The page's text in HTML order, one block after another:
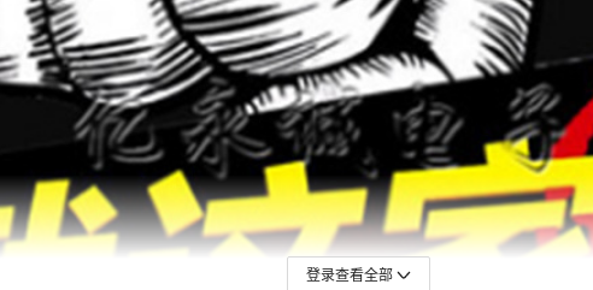
登录查看全部